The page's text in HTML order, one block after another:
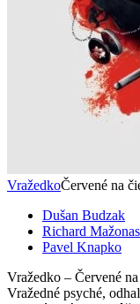
VražedkoČervené na
Dušan Budzak
Richard Mažonas
Pavel Knapko
Vražedko – Červené
Vražedné psyché,